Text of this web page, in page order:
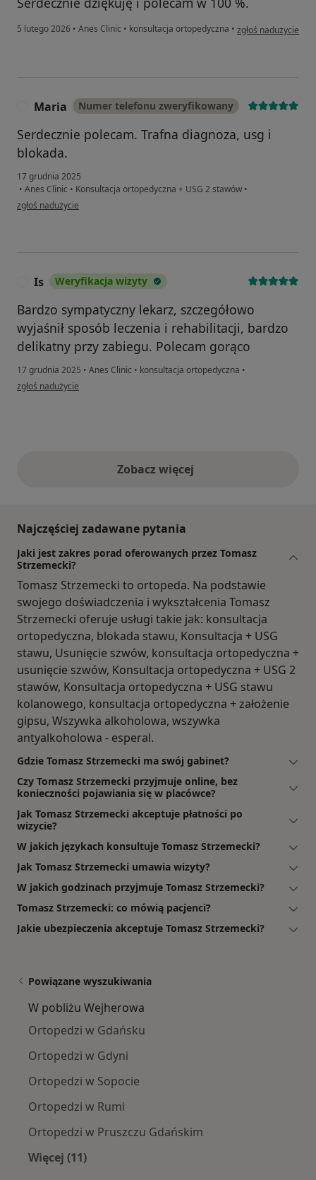
5 lutego 2026 • Anes Clinic • konsultacja ortopedyczna • w opinii
zgłoś nadużycie
Maria Numer telefonu zweryfikowany
Serdecznie polecam. Trafna diagnoza, usg i
blokada.
17 grudnia 2025
• Anes Clinic • Konsultacja ortopedyczna + USG 2 stawów •
w opinii użytkownika Maria
zgłoś nadużycie
Is Weryfikacja wizyty
Bardzo sympatyczny lekarz, szczegółowo
wyjaśnił sposób leczenia i rehabilitacji, bardzo
delikatny przy zabiegu. Polecam gorąco
17 grudnia 2025 • Anes Clinic • konsultacja ortopedyczna •
w opinii użytkownika Is
zgłoś nadużycie
Zobacz więcejopinie powyżej
Najczęściej zadawane pytania
Jaki jest zakres porad oferowanych przez Tomasz
Strzemecki?
Tomasz Strzemecki to ortopeda. Na podstawie
swojego doświadczenia i wykształcenia Tomasz
Strzemecki oferuje usługi takie jak: konsultacja
ortopedyczna, blokada stawu, Konsultacja + USG
stawu, Usunięcie szwów, konsultacja ortopedyczna +
usunięcie szwów, Konsultacja ortopedyczna + USG 2
stawów, Konsultacja ortopedyczna + USG stawu
kolanowego, konsultacja ortopedyczna + założenie
gipsu, Wszywka alkoholowa, wszywka
antyalkoholowa - esperal.
Gdzie Tomasz Strzemecki ma swój gabinet?
Czy Tomasz Strzemecki przyjmuje online, bez
konieczności pojawiania się w placówce?
Jak Tomasz Strzemecki akceptuje płatności po
wizycie?
W jakich językach konsultuje Tomasz Strzemecki?
Jak Tomasz Strzemecki umawia wizyty?
W jakich godzinach przyjmuje Tomasz Strzemecki?
Tomasz Strzemecki: co mówią pacjenci?
Jakie ubezpieczenia akceptuje Tomasz Strzemecki?
Powiązane wyszukiwania
W pobliżu Wejherowa
Ortopedzi w Gdańsku
Ortopedzi w Gdyni
Ortopedzi w Sopocie
Ortopedzi w Rumi
Ortopedzi w Pruszczu Gdańskim
Więcej (11)